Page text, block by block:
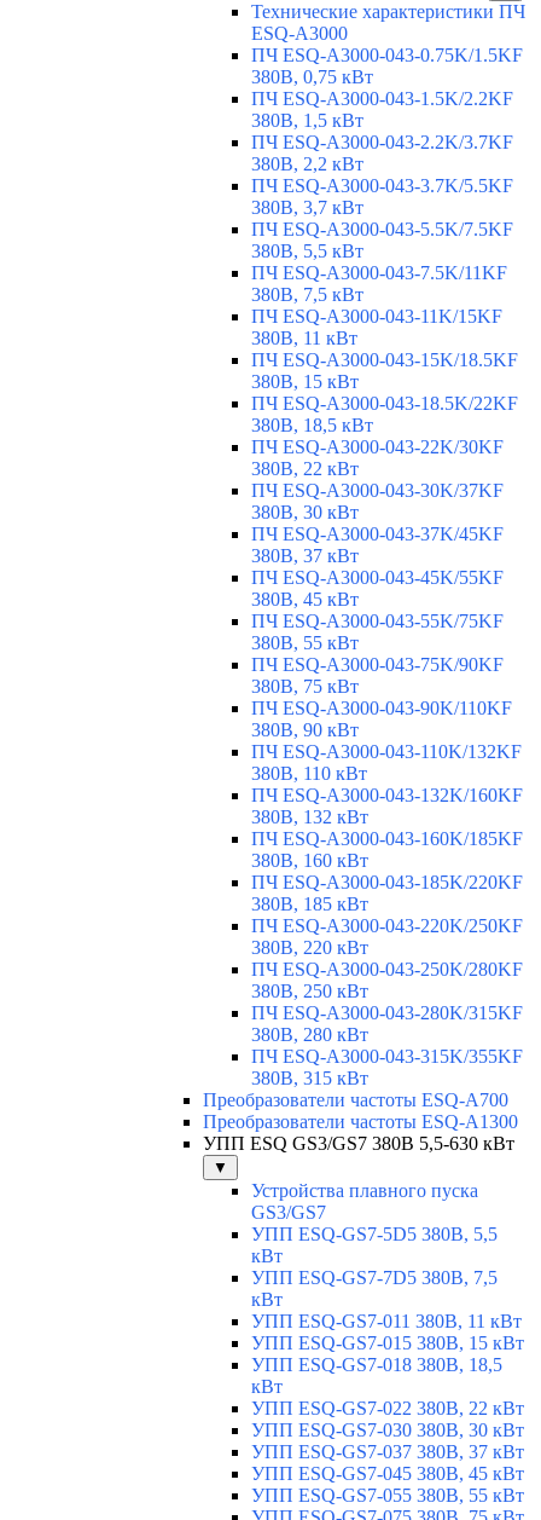
Технические характеристики ПЧ
ESQ-A3000
ПЧ ESQ-A3000-043-0.75K/1.5KF
380В, 0,75 кВт
ПЧ ESQ-A3000-043-1.5K/2.2KF
380В, 1,5 кВт
ПЧ ESQ-A3000-043-2.2K/3.7KF
380В, 2,2 кВт
ПЧ ESQ-A3000-043-3.7K/5.5KF
380В, 3,7 кВт
ПЧ ESQ-A3000-043-5.5K/7.5KF
380В, 5,5 кВт
ПЧ ESQ-A3000-043-7.5K/11KF
380В, 7,5 кВт
ПЧ ESQ-A3000-043-11K/15KF
380В, 11 кВт
ПЧ ESQ-A3000-043-15K/18.5KF
380В, 15 кВт
ПЧ ESQ-A3000-043-18.5K/22KF
380В, 18,5 кВт
ПЧ ESQ-A3000-043-22K/30KF
380В, 22 кВт
ПЧ ESQ-A3000-043-30K/37KF
380В, 30 кВт
ПЧ ESQ-A3000-043-37K/45KF
380В, 37 кВт
ПЧ ESQ-A3000-043-45K/55KF
380В, 45 кВт
ПЧ ESQ-A3000-043-55K/75KF
380В, 55 кВт
ПЧ ESQ-A3000-043-75K/90KF
380В, 75 кВт
ПЧ ESQ-A3000-043-90K/110KF
380В, 90 кВт
ПЧ ESQ-A3000-043-110K/132KF
380В, 110 кВт
ПЧ ESQ-A3000-043-132K/160KF
380В, 132 кВт
ПЧ ESQ-A3000-043-160K/185KF
380В, 160 кВт
ПЧ ESQ-A3000-043-185K/220KF
380В, 185 кВт
ПЧ ESQ-A3000-043-220K/250KF
380В, 220 кВт
ПЧ ESQ-A3000-043-250K/280KF
380В, 250 кВт
ПЧ ESQ-A3000-043-280K/315KF
380В, 280 кВт
ПЧ ESQ-A3000-043-315K/355KF
380В, 315 кВт
Преобразователи частоты ESQ-A700
Преобразователи частоты ESQ-A1300
УПП ESQ GS3/GS7 380В 5,5-630 кВт
▼
Устройства плавного пуска
GS3/GS7
УПП ESQ-GS7-5D5 380В, 5,5
кВт
УПП ESQ-GS7-7D5 380В, 7,5
кВт
УПП ESQ-GS7-011 380В, 11 кВт
УПП ESQ-GS7-015 380В, 15 кВт
УПП ESQ-GS7-018 380В, 18,5
кВт
УПП ESQ-GS7-022 380В, 22 кВт
УПП ESQ-GS7-030 380В, 30 кВт
УПП ESQ-GS7-037 380В, 37 кВт
УПП ESQ-GS7-045 380В, 45 кВт
УПП ESQ-GS7-055 380В, 55 кВт